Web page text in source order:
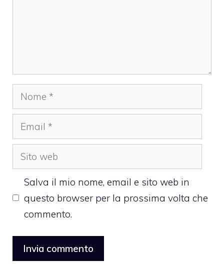
Nome
Email
Sito
web
Salva il mio nome, email e sito web in
questo browser per la prossima volta che
commento.